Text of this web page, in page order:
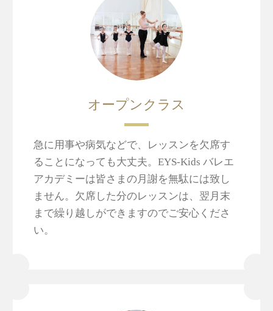
オープンクラス
急に用事や病気などで、レッスンを欠席す
ることになっても大丈夫。EYS-Kids バレエ
アカデミーは皆さまの月謝を無駄には致し
ません。欠席した分のレッスンは、翌月末
まで繰り越しができますのでご安心くださ
い。